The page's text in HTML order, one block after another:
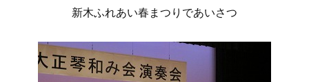
新木ふれあい春まつりであいさつ